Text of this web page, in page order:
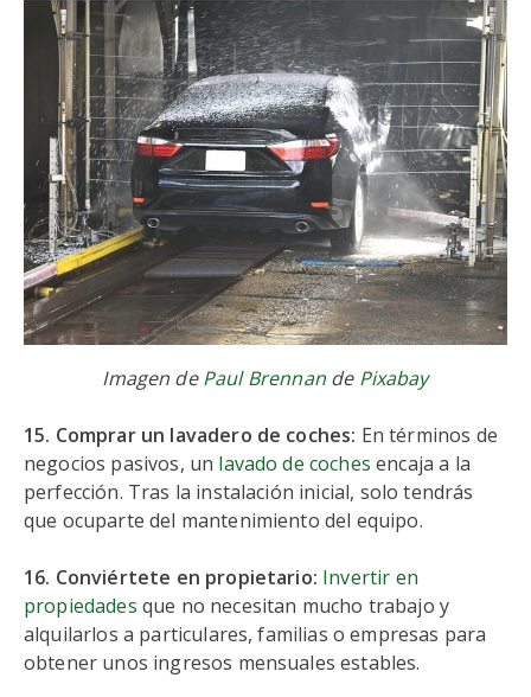
Imagen dePaul Brennande Pixabay
15. Comprar un lavadero de coches: En términos de
negocios pasivos, un lavado de coches encaja a la
perfección. Tras la instalación inicial, solo tendrás
que ocuparte del mantenimiento del equipo.
16. Conviértete en propietario: Invertir en
propiedades que no necesitan mucho trabajo y
alquilarlos a particulares, familias o empresas para
obtener unos ingresos mensuales estables.